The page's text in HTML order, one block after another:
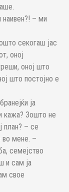
– ми
секогаш јас
оној
оној што
што постојно е
ја
кажа? Зошто не
план? – се
во мене. –
семејство
и сам ја
свое